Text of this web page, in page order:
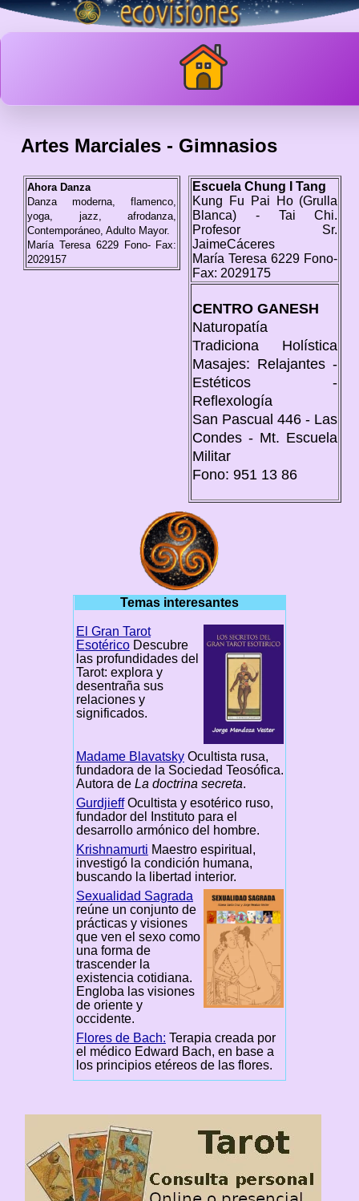
Artes Marciales - Gimnasios
Ahora Danza
Danza moderna, flamenco,
yoga, jazz, afrodanza,
Contemporáneo, Adulto Mayor.
María Teresa 6229
Fono- Fax:
2029157
Escuela Chung I Tang
Kung Fu Pai Ho (Grulla
Blanca) - Tai Chi.
Profesor Sr.
JaimeCáceres
María Teresa 6229 Fono-
Fax: 2029175
CENTRO GANESH
Naturopatía
Tradiciona Holística
Masajes: Relajantes -
Estéticos -
Reflexología
San Pascual 446 - Las
Condes - Mt. Escuela
Militar
Fono: 951 13 86
Temas interesantes
El Gran Tarot
EsotéricoDescubre
las profundidades del
Tarot: explora y
desentraña sus
relaciones y
significados.
Madame BlavatskyOcultista rusa,
fundadora de la Sociedad Teosófica.
Autora de La doctrina secreta.
GurdjieffOcultista y esotérico ruso,
fundador del Instituto para el
desarrollo armónico del hombre.
Krishnamurti Maestro espiritual,
investigó la condición humana,
buscando la libertad interior.
Sexualidad Sagrada
reúne un conjunto de
prácticas y visiones
que ven el sexo como
una forma de
trascender la
existencia cotidiana.
Engloba las visiones
de oriente y
occidente.
Flores de Bach: Terapia creada por
el médico Edward Bach, en base a
los principios etéreos de las flores.